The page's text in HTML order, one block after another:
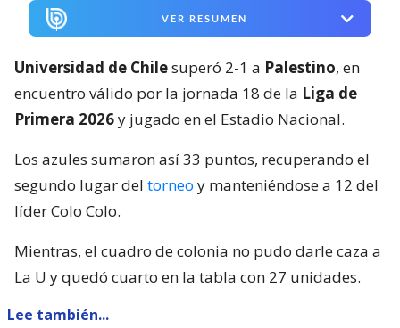
VER RESUMEN
Universidad de Chilesuperó 2-1 a Palestino, en
encuentro válido por la jornada 18 de la Liga de
Primera 2026y jugado en el Estadio Nacional.
Los azules sumaron así 33 puntos, recuperando el
segundo lugar del torneo y manteniéndose a 12 del
líder Colo Colo.
Mientras, el cuadro de colonia no pudo darle caza a
La U y quedó cuarto en la tabla con 27 unidades.
Lee también...